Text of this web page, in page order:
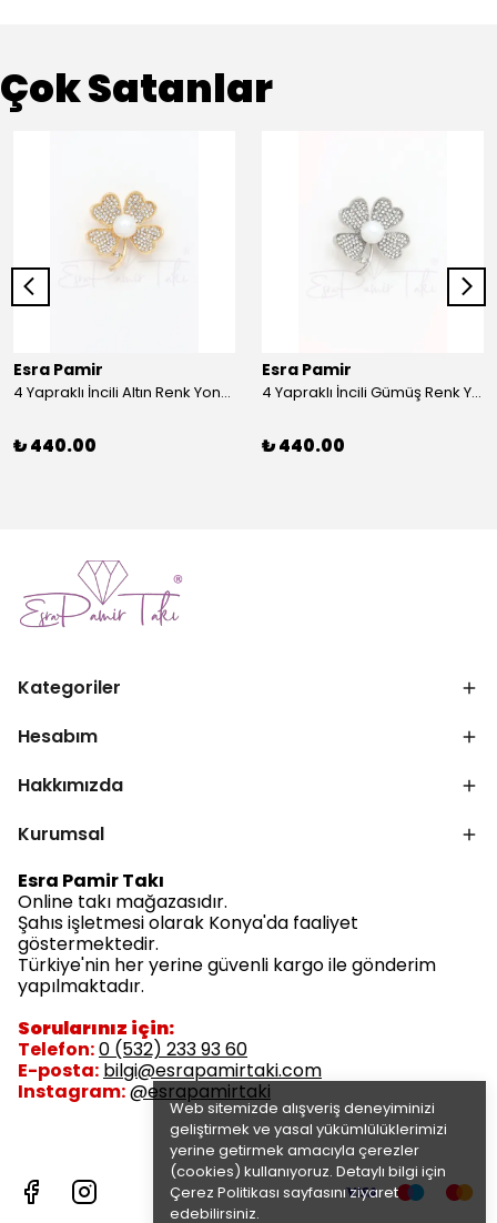
Web sitemizde alışveriş deneyiminizi
geliştirmek ve yasal yükümlülüklerimizi
yerine getirmek amacıyla çerezler
(cookies) kullanıyoruz. Detaylı bilgi için
Çerez Politikası sayfasını ziyaret
edebilirsiniz.
Çok Satanlar
Esra Pamir
4 Yapraklı İncili Altın Renk Yonca Broş
₺ 440.00
Esra Pamir
4 Yapraklı İncili Gümüş Renk Yonca Broş
₺ 440.00
Kategoriler
Hesabım
Hakkımızda
Kurumsal
Esra Pamir Takı
Online takı mağazasıdır.
Şahıs işletmesi olarak Konya'da faaliyet
göstermektedir.
Türkiye'nin her yerine güvenli kargo ile gönderim
yapılmaktadır.
Sorularınız için:
Telefon:0 (532) 233 93 60
E-posta: bilgi@esrapamirtaki.com
Instagram:@esrapamirtaki